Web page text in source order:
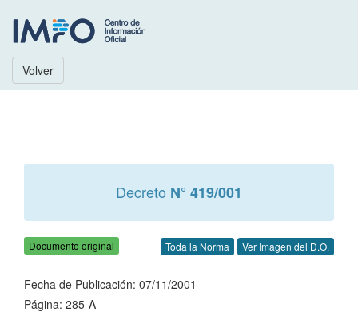
Volver
Decreto N° 419/001
Documento original Toda la Norma Ver Imagen del D.O.
Fecha de Publicación: 07/11/2001
Página: 285-A